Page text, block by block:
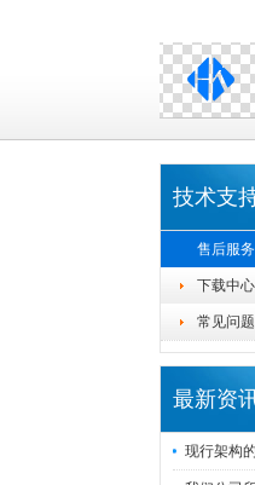
技术支
售后服务
下载中心
常见问题
最新资
现行架构